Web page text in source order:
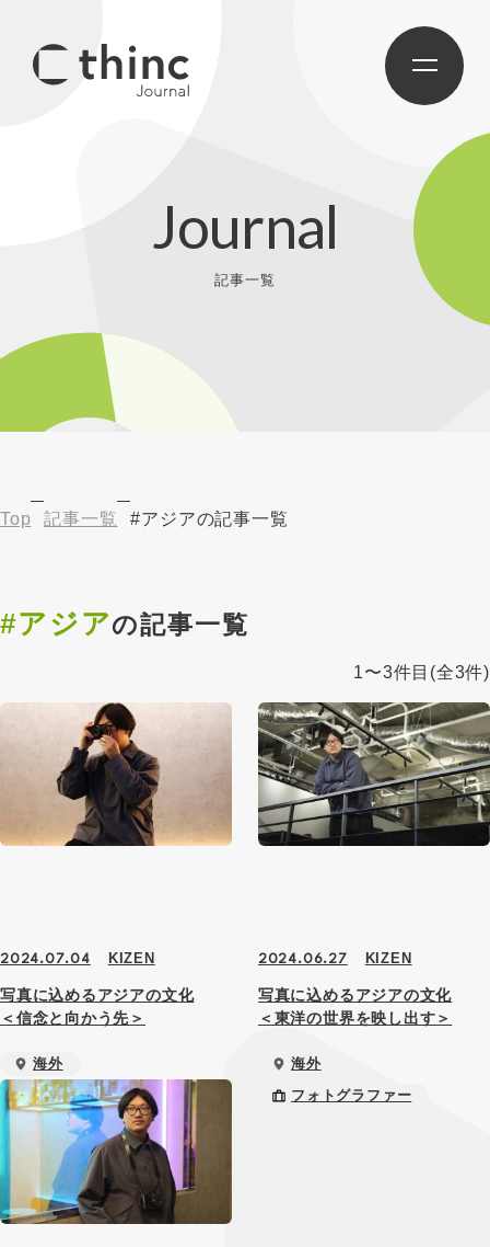
Journal
記事一覧
Top 記事一覧 #アジアの記事一覧
#アジアの記事一覧
1〜3件目 (全3件)
2024.07.04 KIZEN
写真に込めるアジアの文化
＜信念と向かう先＞
海外
フォトグラファー
2024.06.27 KIZEN
写真に込めるアジアの文化
＜東洋の世界を映し出す＞
海外
フォトグラファー